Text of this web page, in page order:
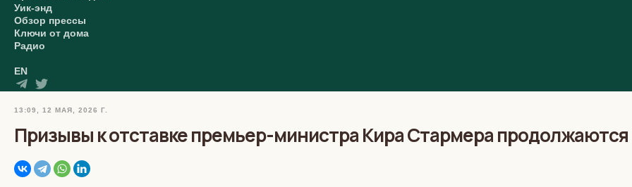
Уик-энд
Обзор прессы
Ключи от дома
Радио
EN
13:09, 12 МАЯ, 2026 Г.
Призывы к отставке премьер-министра Кира Стармера продолжаются